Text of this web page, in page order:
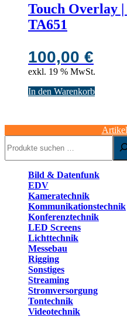
Touch Overlay
TA651
100,00 €
exkl. 19 % MwSt.
In den Warenkorb
Bild & Datenfunk
EDV
Kameratechnik
Kommunikationstechnik
Konferenztechnik
LED Screens
Lichttechnik
Messebau
Rigging
Sonstiges
Streaming
Stromversorgung
Tontechnik
Videotechnik